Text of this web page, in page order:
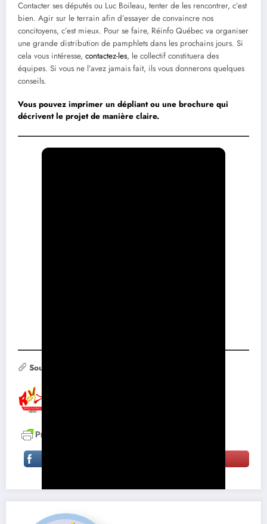
Contacter ses députés ou Luc Boileau, tenter de les rencontrer, c’est
bien. Agir sur le terrain afin d’essayer de convaincre nos
concitoyens, c’est mieux. Pour se faire, Réinfo Québec va organiser
une grande distribution de pamphlets dans les prochains jours. Si
cela vous intéresse, contactez-les, le collectif constituera des
équipes. Si vous ne l’avez jamais fait, ils vous donnerons quelques
conseils.
Vous pouvez imprimer un dépliantou une brochure qui
décrivent le projet de manière claire.
Source :